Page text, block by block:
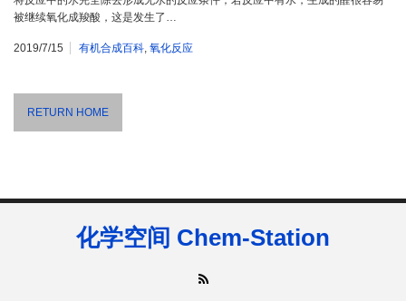
被继续氧化成羧酸，这是发生了…
2019/7/15 有机合成百科, 氧化反应
RETURN HOME
化学空间 Chem-Station